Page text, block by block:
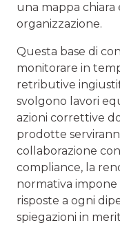
una mappa
organizzazione.
Questa base di
monitorare in
retributive
svolgono lavori
azioni correttive
prodotte
collaborazione
compliance, la
normativa
risposte a ogni
spiegazioni in